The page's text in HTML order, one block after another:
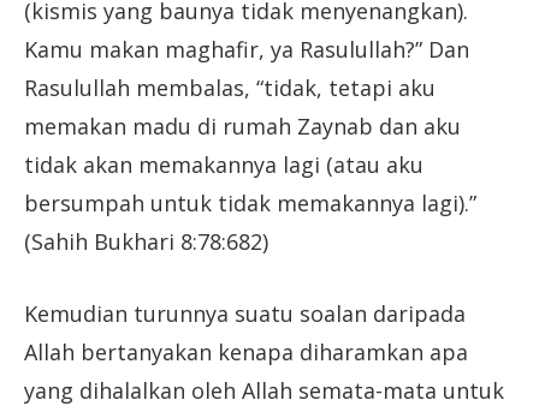
(kismis yang baunya tidak menyenangkan).
Kamu makan maghafir, ya Rasulullah?” Dan
Rasulullah membalas, “tidak, tetapi aku
memakan madu di rumah Zaynab dan aku
tidak akan memakannya lagi (atau aku
bersumpah untuk tidak memakannya lagi).”
(Sahih Bukhari 8:78:682)
Kemudian turunnya suatu soalan daripada
Allah bertanyakan kenapa diharamkan apa
yang dihalalkan oleh Allah semata-mata untuk